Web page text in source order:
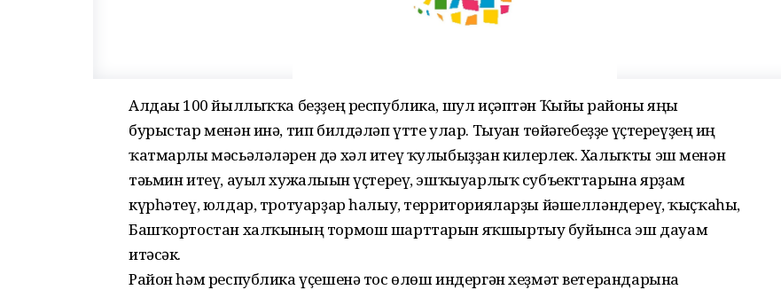
Алдағы 100 йыллыҡҡа беҙҙең республика, шул иҫәптән Ҡыйғы районы яңы
бурыстар менән инә, тип билдәләп үтте улар. Тыуған төйәгебеҙҙе үҫтереүҙең иң
ҡатмарлы мәсьәләләрен дә хәл итеү ҡулыбыҙҙан килерлек. Халыҡты эш менән
тәьмин итеү, ауыл хужалығын үҫтереү, эшҡыуарлыҡ субъекттарына ярҙам
күрһәтеү, юлдар, тротуарҙар һалыу, территорияларҙы йәшелләндереү, ҡыҫҡаһы,
Башҡортостан халҡының тормош шарттарын яҡшыртыу буйынса эш дауам
итәсәк.
Район һәм республика үҫешенә тос өлөш индергән хеҙмәт ветерандарына